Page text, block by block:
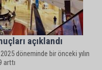
açıklandı
döneminde bir önceki yılın
arttı